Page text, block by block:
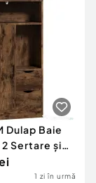
Dulap Baie
Sertare și
1 zi în urmă